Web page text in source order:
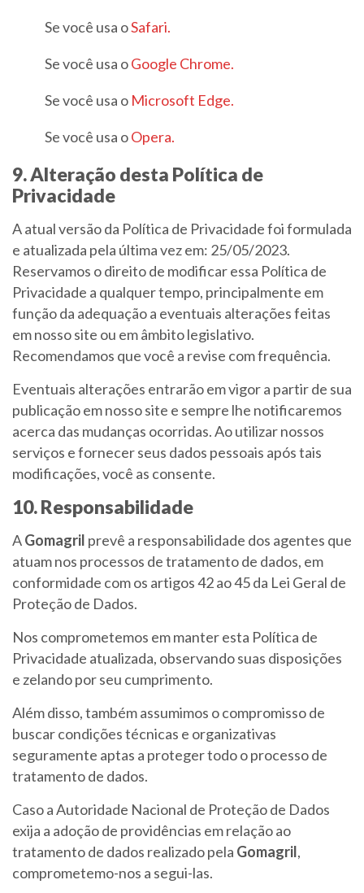
Se você usa oSafari.
Se você usa oGoogle Chrome.
Se você usa o Microsoft Edge.
Se você usa oOpera.
9. Alteração desta Política de
Privacidade
A atual versão da Política de Privacidade foi formulada
e atualizada pela última vez em: 25/05/2023.
Reservamos o direito de modificar essa Política de
Privacidade a qualquer tempo, principalmente em
função da adequação a eventuais alterações feitas
em nosso site ou em âmbito legislativo.
Recomendamos que você a revise com frequência.
Eventuais alterações entrarão em vigor a partir de sua
publicação em nosso site e sempre lhe notificaremos
acerca das mudanças ocorridas. Ao utilizar nossos
serviços e fornecer seus dados pessoais após tais
modificações, você as consente.
10. Responsabilidade
AGomagril prevê a responsabilidade dos agentes que
atuam nos processos de tratamento de dados, em
conformidade com os artigos 42 ao 45 da Lei Geral de
Proteção de Dados.
Nos comprometemos em manter esta Política de
Privacidade atualizada, observando suas disposições
e zelando por seu cumprimento.
Além disso, também assumimos o compromisso de
buscar condições técnicas e organizativas
seguramente aptas a proteger todo o processo de
tratamento de dados.
Caso a Autoridade Nacional de Proteção de Dados
exija a adoção de providências em relação ao
tratamento de dados realizado pela Gomagril,
comprometemo-nos a segui-las.